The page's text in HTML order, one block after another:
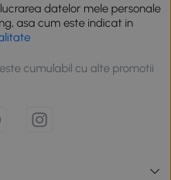
datelor mele personale
asa cum este indicat in
cumulabil cu alte promotii